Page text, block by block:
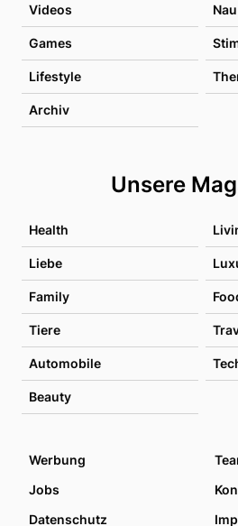
Videos
Games
Lifestyle
Archiv
Unsere
Health
Liebe
Family
Tiere
Automobile
Beauty
Werbung
Jobs
Datenschutz